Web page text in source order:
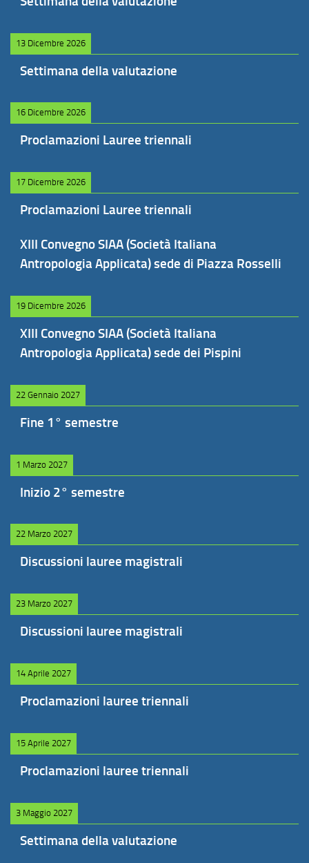
13 Dicembre 2026
Settimana della valutazione
16 Dicembre 2026
Proclamazioni Lauree triennali
17 Dicembre 2026
Proclamazioni Lauree triennali
XIII Convegno SIAA (Società Italiana
Antropologia Applicata) sede di Piazza Rosselli
19 Dicembre 2026
XIII Convegno SIAA (Società Italiana
Antropologia Applicata) sede dei Pispini
22 Gennaio 2027
Fine 1° semestre
1 Marzo 2027
Inizio 2° semestre
22 Marzo 2027
Discussioni lauree magistrali
23 Marzo 2027
Discussioni lauree magistrali
14 Aprile 2027
Proclamazioni lauree triennali
15 Aprile 2027
Proclamazioni lauree triennali
3 Maggio 2027
Settimana della valutazione